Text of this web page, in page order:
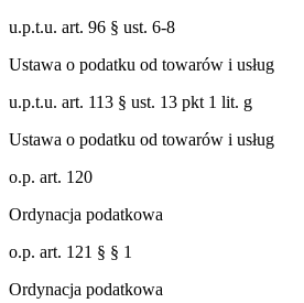
u.p.t.u. art. 96 § ust. 6-8
Ustawa o podatku od towarów i usług
u.p.t.u. art. 113 § ust. 13 pkt 1 lit. g
Ustawa o podatku od towarów i usług
o.p. art. 120
Ordynacja podatkowa
o.p. art. 121 § § 1
Ordynacja podatkowa